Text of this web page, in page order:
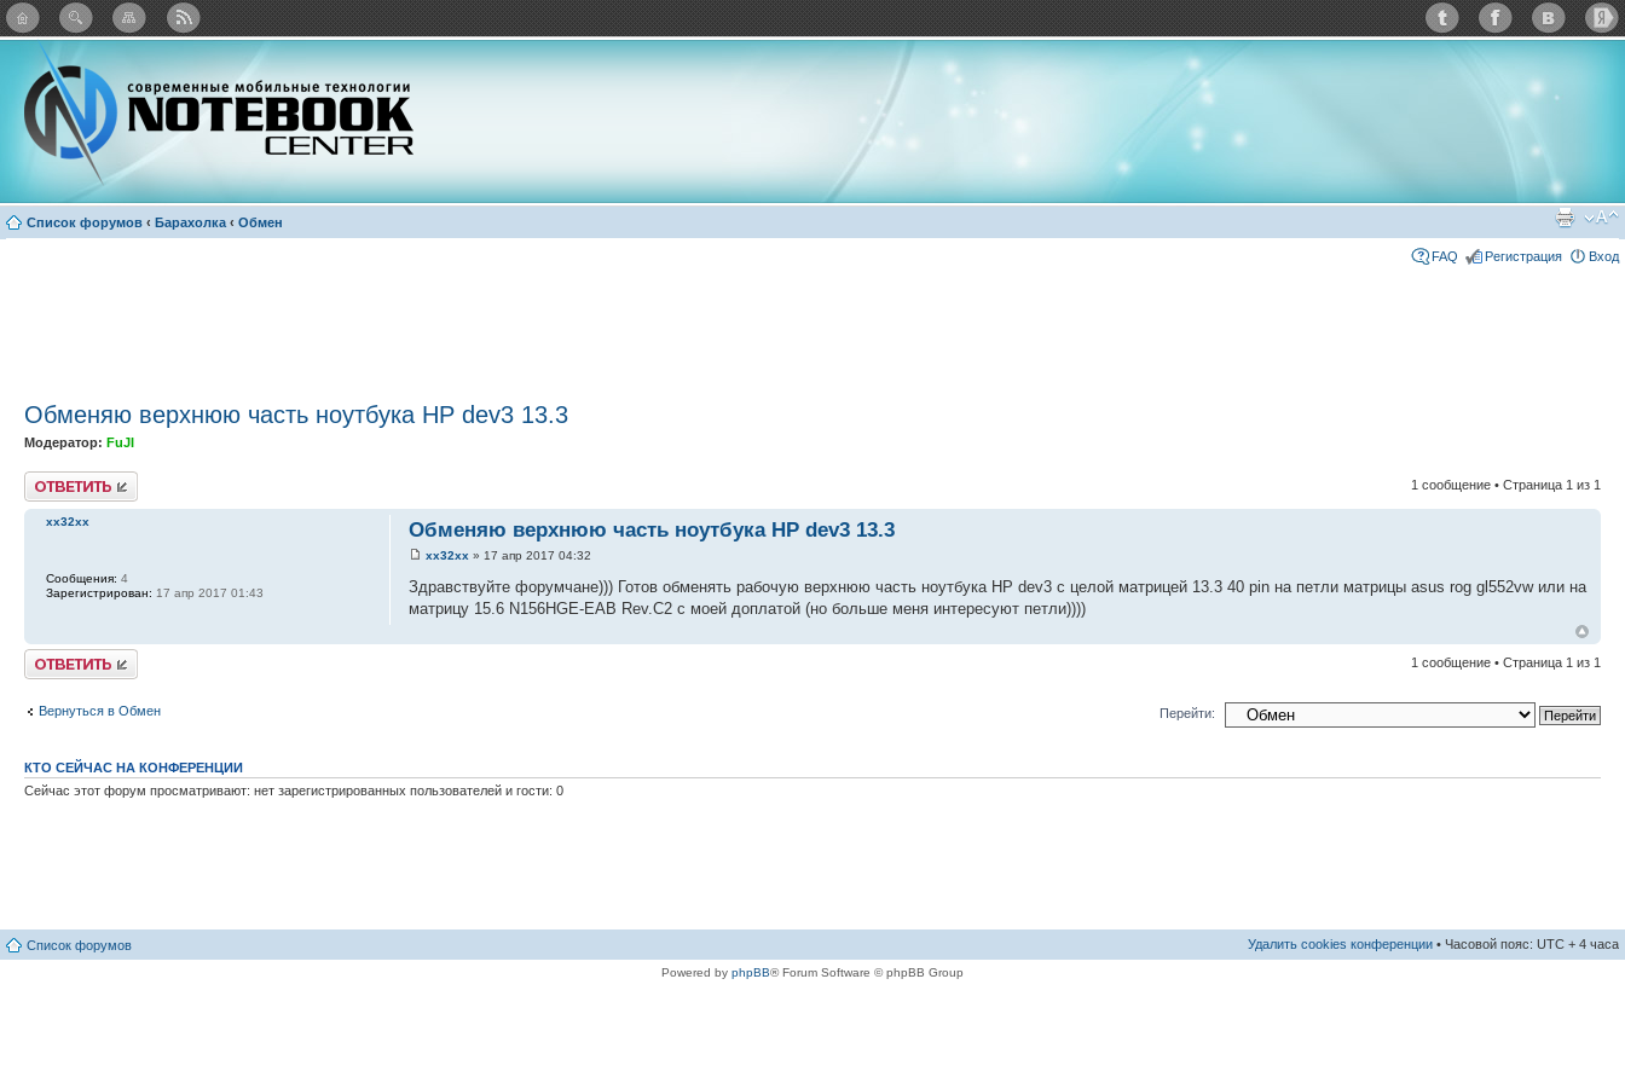
Список форумов ‹ Барахолка ‹ Обмен
FAQ Регистрация Вход
Обменяю верхнюю часть ноутбука HP dev3 13.3
Модератор: FuJI
Ответить 1 сообщение • Страница 1 из 1
Обменяю верхнюю часть ноутбука HP dev3 13.3
xx32xx » 17 апр 2017 04:32
Здравствуйте форумчане))) Готов обменять рабочую верхнюю часть ноутбука HP dev3 с целой матрицей 13.3 40 pin на петли матрицы asus rog gl552vw или на
матрицу 15.6 N156HGE-EAB Rev.C2 с моей доплатой (но больше меня интересуют петли))))
xx32xx
Сообщения: 4
Зарегистрирован: 17 апр 2017 01:43
Ответить 1 сообщение • Страница 1 из 1
Вернуться в Обмен Перейти:
КТО СЕЙЧАС НА КОНФЕРЕНЦИИ
Сейчас этот форум просматривают: нет зарегистрированных пользователей и гости: 0
Список форумов Удалить cookies конференции • Часовой пояс: UTC + 4 часа
Powered by phpBB® Forum Software © phpBB Group